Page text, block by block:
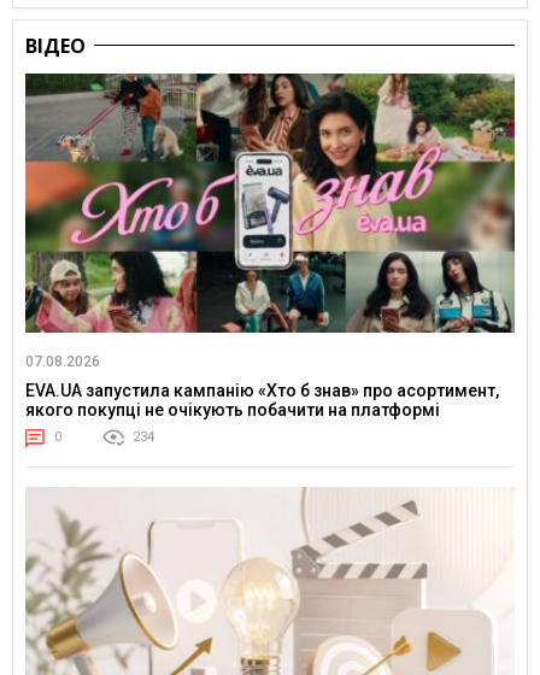
ВІДЕО
07.08.2026
EVA.UA запустила кампанію «Хто б знав» про асортимент,
якого покупці не очікують побачити на платформі
0 234